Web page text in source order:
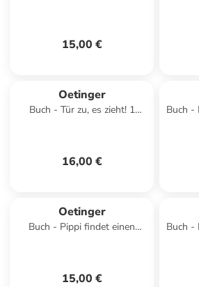
15,00 €
Oetinger
Buch - Tür zu, es zieht! 1
16,00 €
Buch -
Oetinger
Buch - Pippi findet einen
15,00 €
Buch -